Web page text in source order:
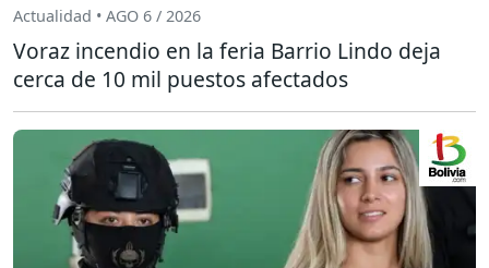
Actualidad • AGO 6 / 2026
Voraz incendio en la feria Barrio Lindo deja
cerca de 10 mil puestos afectados